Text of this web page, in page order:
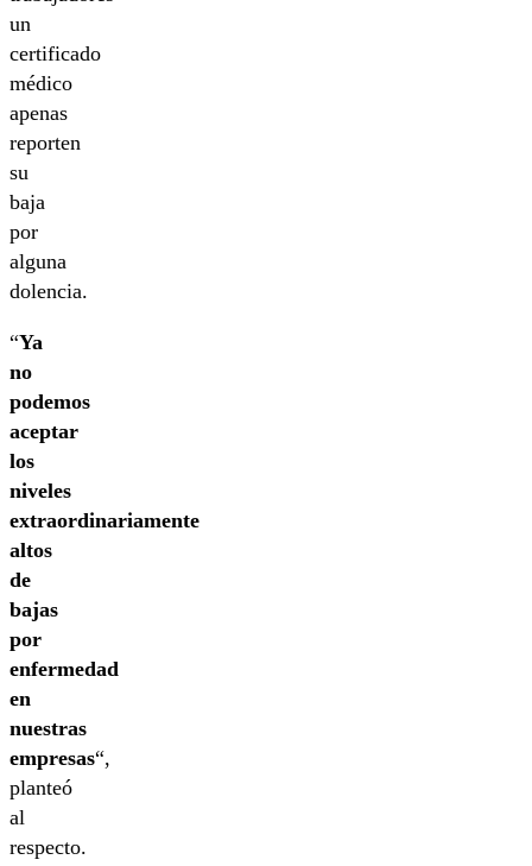
un
certificado
médico
apenas
reporten
su
baja
por
alguna
dolencia.
“Ya
no
podemos
aceptar
los
niveles
extraordinariamente
altos
de
bajas
por
enfermedad
en
nuestras
empresas“,
planteó
al
respecto.